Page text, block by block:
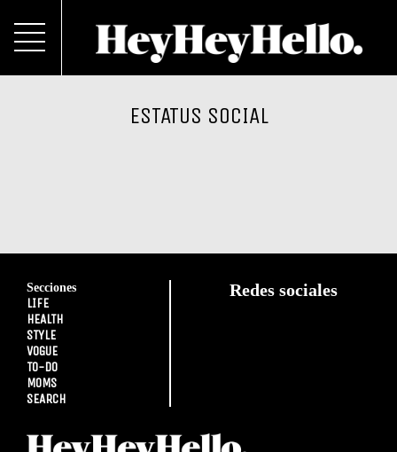
ESTATUS SOCIAL
Secciones
LIFE
HEALTH
STYLE
VOGUE
TO-DO
MOMS
SEARCH
Redes sociales